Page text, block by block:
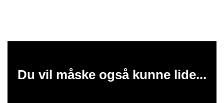
Du vil måske også kunne lide...